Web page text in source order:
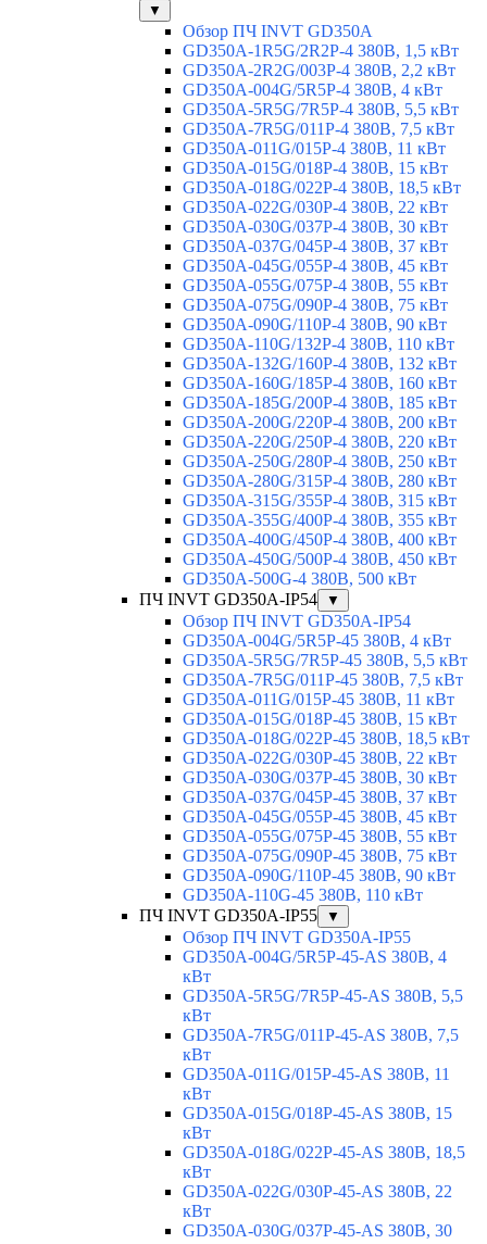
▼
Обзор ПЧ INVT GD350A
GD350A-1R5G/2R2P-4 380В, 1,5 кВт
GD350A-2R2G/003P-4 380В, 2,2 кВт
GD350A-004G/5R5P-4 380В, 4 кВт
GD350A-5R5G/7R5P-4 380В, 5,5 кВт
GD350A-7R5G/011P-4 380В, 7,5 кВт
GD350A-011G/015P-4 380В, 11 кВт
GD350A-015G/018P-4 380В, 15 кВт
GD350A-018G/022P-4 380В, 18,5 кВт
GD350A-022G/030P-4 380В, 22 кВт
GD350A-030G/037P-4 380В, 30 кВт
GD350A-037G/045P-4 380В, 37 кВт
GD350A-045G/055P-4 380В, 45 кВт
GD350A-055G/075P-4 380В, 55 кВт
GD350A-075G/090P-4 380В, 75 кВт
GD350A-090G/110P-4 380В, 90 кВт
GD350A-110G/132P-4 380В, 110 кВт
GD350A-132G/160P-4 380В, 132 кВт
GD350A-160G/185P-4 380В, 160 кВт
GD350A-185G/200P-4 380В, 185 кВт
GD350A-200G/220P-4 380В, 200 кВт
GD350A-220G/250P-4 380В, 220 кВт
GD350A-250G/280P-4 380В, 250 кВт
GD350A-280G/315P-4 380В, 280 кВт
GD350A-315G/355P-4 380В, 315 кВт
GD350A-355G/400P-4 380В, 355 кВт
GD350A-400G/450P-4 380В, 400 кВт
GD350A-450G/500P-4 380В, 450 кВт
GD350A-500G-4 380В, 500 кВт
ПЧ INVT GD350A-IP54
▼
Обзор ПЧ INVT GD350A-IP54
GD350A-004G/5R5P-45 380В, 4 кВт
GD350A-5R5G/7R5P-45 380В, 5,5 кВт
GD350A-7R5G/011P-45 380В, 7,5 кВт
GD350A-011G/015P-45 380В, 11 кВт
GD350A-015G/018P-45 380В, 15 кВт
GD350A-018G/022P-45 380В, 18,5 кВт
GD350A-022G/030P-45 380В, 22 кВт
GD350A-030G/037P-45 380В, 30 кВт
GD350A-037G/045P-45 380В, 37 кВт
GD350A-045G/055P-45 380В, 45 кВт
GD350A-055G/075P-45 380В, 55 кВт
GD350A-075G/090P-45 380В, 75 кВт
GD350A-090G/110P-45 380В, 90 кВт
GD350A-110G-45 380В, 110 кВт
ПЧ INVT GD350A-IP55
▼
Обзор ПЧ INVT GD350A-IP55
GD350A-004G/5R5P-45-AS 380В, 4
кВт
GD350A-5R5G/7R5P-45-AS 380В, 5,5
кВт
GD350A-7R5G/011P-45-AS 380В, 7,5
кВт
GD350A-011G/015P-45-AS 380В, 11
кВт
GD350A-015G/018P-45-AS 380В, 15
кВт
GD350A-018G/022P-45-AS 380В, 18,5
кВт
GD350A-022G/030P-45-AS 380В, 22
кВт
GD350A-030G/037P-45-AS 380В, 30